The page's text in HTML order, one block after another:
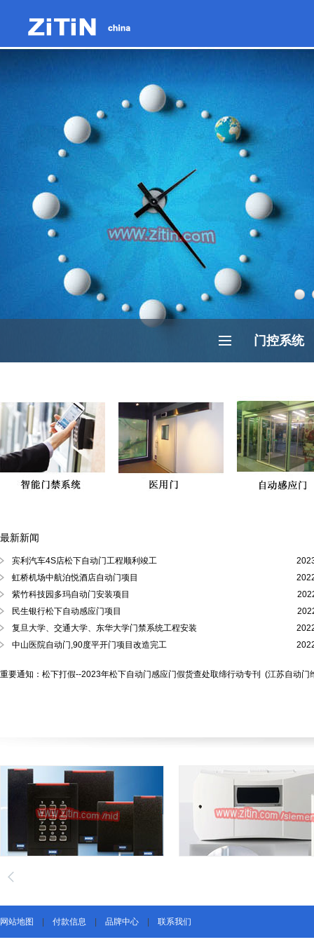
门控系统
最新新闻
宾利汽车4S店松下自动门工程顺利竣工
虹桥机场中航泊悦酒店自动门项目
紫竹科技园多玛自动门安装项目
民生银行松下自动感应门项目
复旦大学、交通大学、东华大学门禁系统工程安装
中山医院自动门,90度平开门项目改造完工
重要通知：松下打假--2023年松下自动门感应门假货查处取缔行动专刊 (江苏自动门
网站地图 付款信息 品牌中心 联系我们